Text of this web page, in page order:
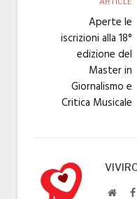
Aperte le
iscrizioni alla 18°
edizione del
Master in
Giornalismo e
Critica Musicale